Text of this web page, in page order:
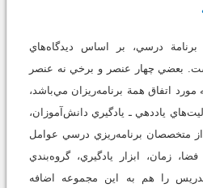
درسي، بر اساس ديدگاه‌هاي
بعضي چهار عنصر و برخي نه عنصر
مورد اتفاق همة برنامه‌ريزان مي‌باشد،
ياددهي ـ يادگيري دانش‌آموزان،
متخصصان برنامه‌ريزي درسي عوامل
زمان، ابزار يادگيري، گروه‌بندي
را هم به اين مجموعه اضافه